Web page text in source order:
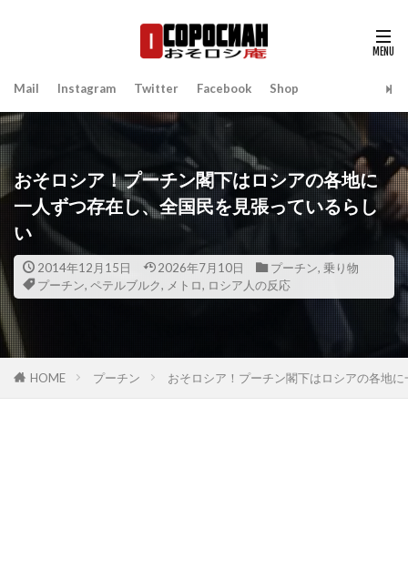
Mail Instagram Twitter Facebook Shop
おそロシア！プーチン閣下はロシアの各地に
一人ずつ存在し、全国民を見張っているらし
い
2014年12月15日 2026年7月10日 プーチン, 乗り物
プーチン, ペテルブルク, メトロ, ロシア人の反応
HOME プーチン おそロシア！プーチン閣下はロシアの各地